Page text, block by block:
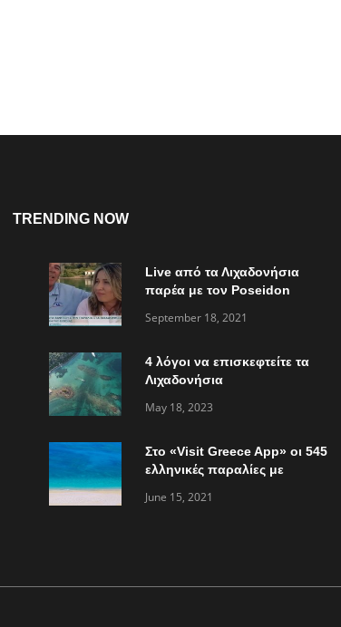
TRENDING NOW
Live από τα Λιχαδονήσια
παρέα με τον Poseidon
συμβαίνει”
September 18, 2021
4 λόγοι να επισκεφτείτε τα
Λιχαδονήσια
May 18, 2023
Στο «Visit Greece App» οι 545
ελληνικές παραλίες με
June 15, 2021